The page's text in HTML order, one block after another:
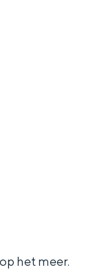
het meer.